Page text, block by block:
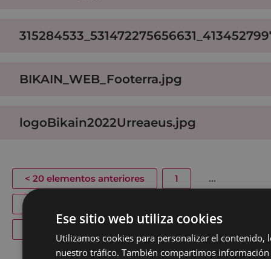
BIKAIN_WEB_Footerra.jpg
logoBikain2022Urreaeus.jpg
< 20 elementos anteriores 1 ...
Ese sitio web utiliza cookies
Utilizamos cookies para personalizar el contenido,
nuestro tráfico. También compartimos